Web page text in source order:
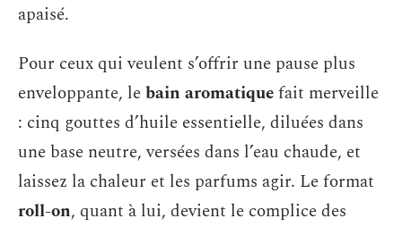
apaisé.
Pour ceux qui veulent s’offrir une pause plus
enveloppante, lebain aromatiquefait merveille
: cinq gouttes d’huile essentielle, diluées dans
une base neutre, versées dans l’eau chaude, et
laissez la chaleur et les parfums agir. Le format
roll-on, quant à lui, devient le complice des